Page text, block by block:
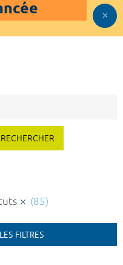
RECHERCHER
(85)
FILTRES